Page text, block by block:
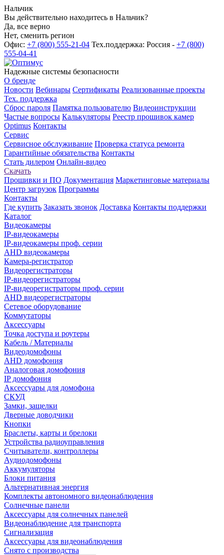
Нальчик
Вы действительно находитесь в Нальчик?
Да, все верно
Нет, сменить регион
Офис: +7 (800) 555-21-04 Тех.поддержка: Россия - +7 (800)
555-04-41
Надежные системы безопасности
О бренде
Новости Вебинары Сертификаты Реализованные проекты
Тех. поддержка
Сброс пароля Памятка пользователю Видеоинструкции
Частые вопросы Калькуляторы Реестр прошивок камер
Optimus Контакты
Сервис
Сервисное обслуживание Проверка статуса ремонта
Гарантийные обязательства Контакты
Стать дилером Онлайн-видео
Скачать
Прошивки и ПО Документация Маркетинговые материалы
Центр загрузок Программы
Контакты
Где купить Заказать звонок Доставка Контакты поддержки
Каталог
Видеокамеры
IP-видеокамеры
IP-видеокамеры проф. серии
AHD видеокамеры
Камера-регистратор
Видеорегистраторы
IP-видеорегистраторы
IP-видеорегистраторы проф. серии
AHD видеорегистраторы
Сетевое оборудование
Коммутаторы
Аксессуары
Точка доступа и роутеры
Кабель / Материалы
Видеодомофоны
AHD домофония
Аналоговая домофония
IP домофония
Аксессуары для домофона
СКУД
Замки, защелки
Дверные доводчики
Кнопки
Браслеты, карты и брелоки
Устройства радиоуправления
Считыватели, контроллеры
Аудиодомофоны
Аккумуляторы
Блоки питания
Альтернативная энергия
Комплекты автономного видеонаблюдения
Солнечные панели
Аксессуары для солнечных панелей
Видеонаблюдение для транспорта
Сигнализация
Аксессуары для видеонаблюдения
Снято с производства